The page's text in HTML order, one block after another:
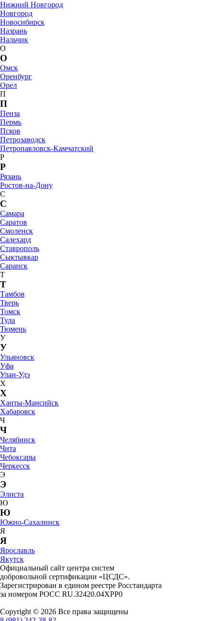
Нижний Новгород
Новгород
Новосибирск
Назрань
Нальчик
О
О
Омск
Оренбург
Орел
П
П
Пенза
Пермь
Псков
Петрозаводск
Петропавловск-Камчатский
Р
Р
Рязань
Ростов-на-Дону
С
С
Самара
Саратов
Смоленск
Салехард
Ставрополь
Сыктывкар
Саранск
Т
Т
Тамбов
Тверь
Томск
Тула
Тюмень
У
У
Ульяновск
Уфа
Улан-Удэ
Х
Х
Ханты-Мансийск
Хабаровск
Ч
Ч
Челябинск
Чита
Чебоксары
Черкесск
Э
Э
Элиста
Ю
Ю
Южно-Сахалинск
Я
Я
Ярославль
Якутск
Официальный сайт центра систем
добровольной сертификации «ЦСДС».
Зарегистрирован в едином реестре Росстандарта
за номером РОСС RU.З2420.04ХРР0
Copyright © 2026 Все права защищены